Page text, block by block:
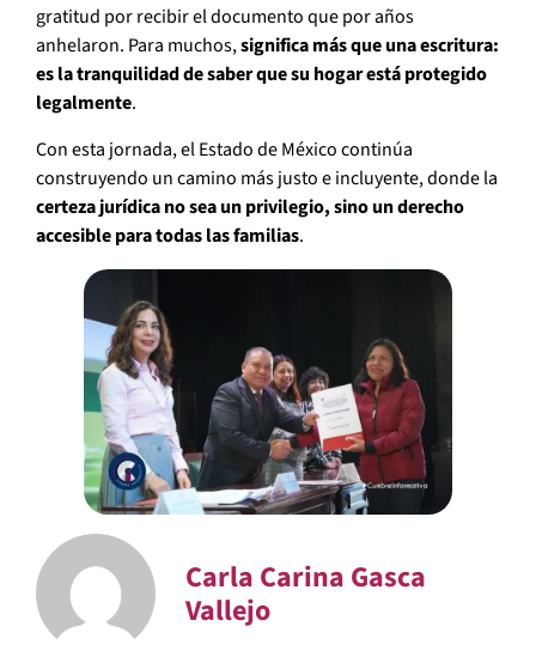
gratitud por recibir el documento que por años
anhelaron. Para muchos,significa más que una escritura:
es la tranquilidad de saber que su hogar está protegido
legalmente.
Con esta jornada, el Estado de México continúa
construyendo un camino más justo e incluyente, donde la
certeza jurídica no sea un privilegio, sino un derecho
accesible para todas las familias.
Carla Carina Gasca
Vallejo